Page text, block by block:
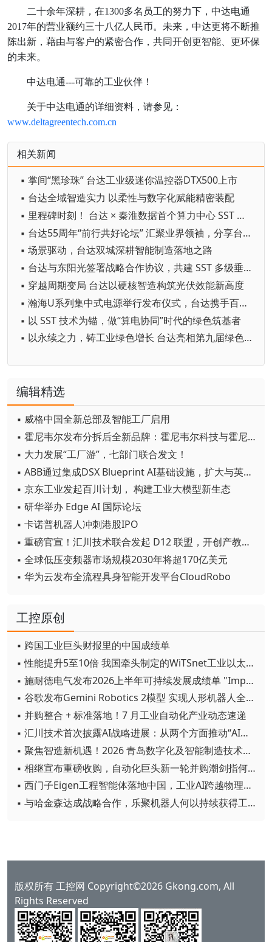
二十余年深耕，在1300多名员工的努力下，中达电通
2017年的营业额约三十八亿人民币。未来，中达更将不断推
陈出新，藉由与客户的紧密合作，共同开创更智能、更环保
的未来。
中达电通---可靠的工业伙伴！
关于中达电通的详细资料，请参见：
www.deltagreentech.com.cn
相关新闻
▪ 掌间“黑珍珠” 台达工业级迷你温控器DTX500上市
▪ 台达全域智造实力 以柔性与数字化赋能精密装配
▪ 里程碑时刻！ 台达 × 秦淮数据首个算力中心 SST 正式投运
▪ 台达55周年“前行共好论坛” 汇聚业界领袖，分享台达中国大陆达RE100经验 推出可持续发展咨询服务
▪ 场景驱动，台达双城深耕智能制造落地之路
▪ 台达与东阳光签署战略合作协议，共建 SST 多级垂直供电应用标杆
▪ 穿越周期变局 台达以硬核智造构筑光伏效能新高度
▪ 瀚海U系列集中式电源举行发布仪式，台达携手百度赋能AI智算供电升级
▪ 以 SST 技术为锚，做“算电协同”时代的绿色筑基者
▪ 以永续之力，铸工业绿色增长 台达亮相第九届绿色工厂厂务大会并主办ESG专题论坛
编辑精选
▪ 威格中国全新总部及智能工厂启用
▪ 霍尼韦尔发布分拆后全新品牌：霍尼韦尔科技与霍尼韦尔航空航天
▪ 大力发展“工厂游”，七部门联合发文！
▪ ABB通过集成DSX Blueprint AI基础设施，扩大与英伟达的合作
▪ 京东工业发起百川计划， 构建工业大模型新生态
▪ 研华举办 Edge AI 国际论坛
▪ 卡诺普机器人冲刺港股IPO
▪ 重磅官宣！汇川技术联合发起 D12 联盟，开创产教融合新范式
▪ 全球低压变频器市场规模2030年将超170亿美元
▪ 华为云发布全流程具身智能开发平台CloudRobo
工控原创
▪ 跨国工业巨头财报里的中国成绩单
▪ 性能提升5至10倍 我国牵头制定的WiTSnet工业以太网国际标准正式发布
▪ 施耐德电气发布2026上半年可持续发展成绩单 "Impact 2030"路线图开局稳健
▪ 谷歌发布Gemini Robotics 2模型 实现人形机器人全身智能控制突破
▪ 并购整合 + 标准落地！7 月工业自动化产业动态速递
▪ 汇川技术首次披露AI战略进展：从两个方面推动“AI业务化”落地
▪ 聚焦智造新机遇！2026 青岛数字化及智能制造技术论坛圆满落幕
▪ 相继宣布重磅收购，自动化巨头新一轮并购潮剑指何方？
▪ 西门子Eigen工程智能体落地中国，工业AI跨越物理世界“确定性”拐点
▪ 与哈金森达成战略合作，乐聚机器人何以持续获得工业巨头青睐？
版权所有 工控网 Copyright©2026 Gkong.com, All
Rights Reserved